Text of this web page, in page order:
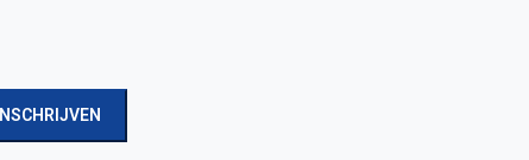
INSCHRIJVEN